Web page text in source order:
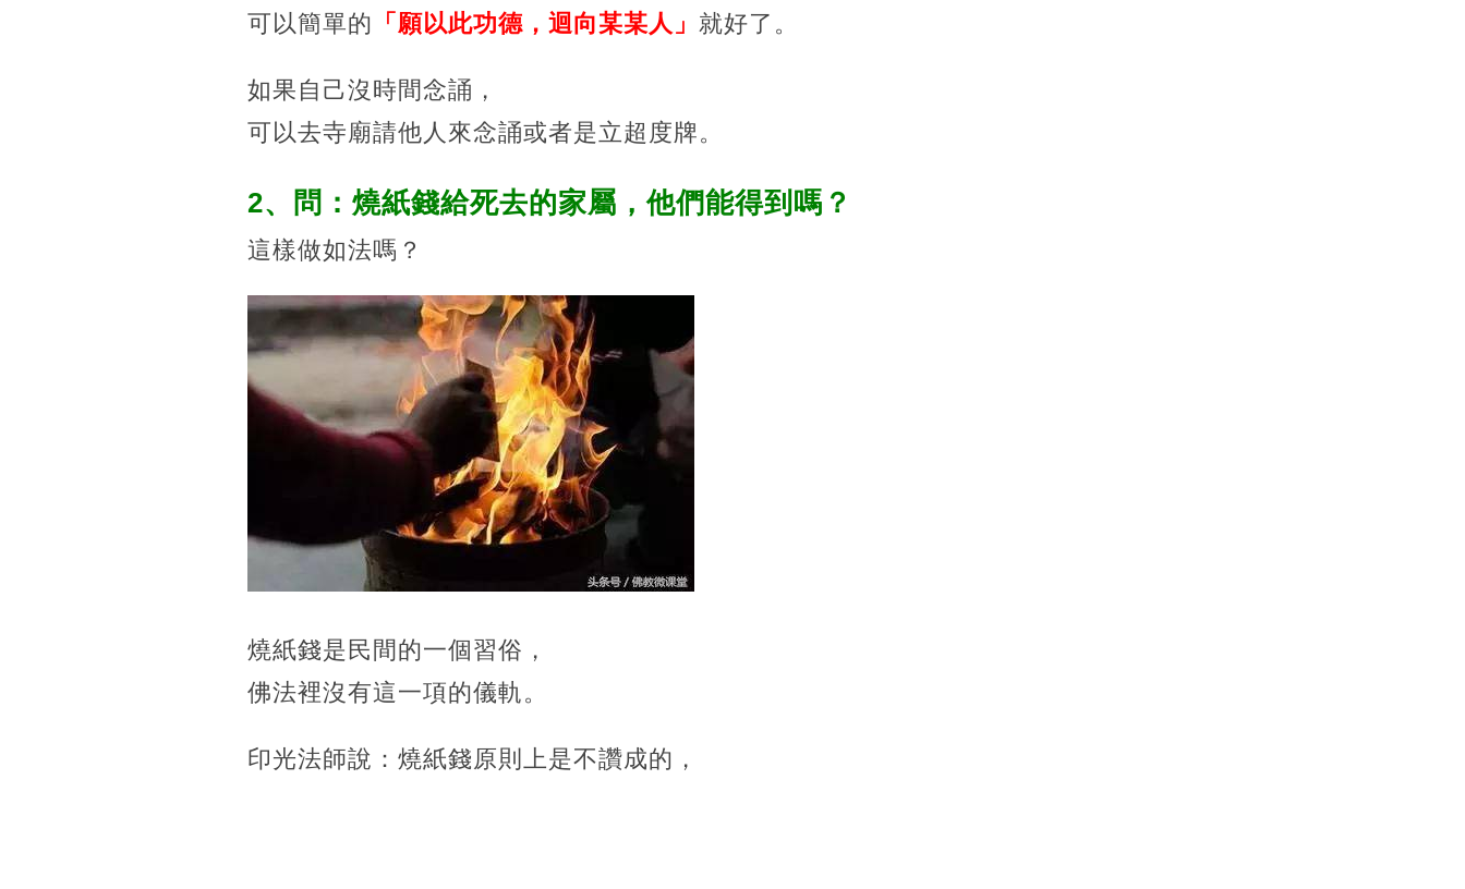
可以簡單的
「願以此功德，迴向某某人」 就好了。
如果自己沒時間念誦，
可以去寺廟請他人來念誦或者是立超度牌。
2、問：燒紙錢給死去的家屬，他們能得到嗎？
這樣做如法嗎？
燒紙錢是民間的一個習俗，
佛法裡沒有這一項的儀軌。
印光法師說：燒紙錢原則上是不讚成的，